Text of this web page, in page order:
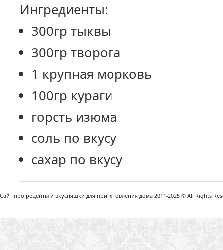
Ингредиенты:
300гр тыквы
300гр творога
1 крупная морковь
100гр кураги
горсть изюма
соль по вкусу
сахар по вкусу
Сайт про рецепты и вкусняшки для приготовления дома 2011-2025 © All Rights